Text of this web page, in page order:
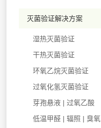
灭菌验证解决方案
湿热灭菌验证
干热灭菌验证
环氧乙烷灭菌验证
过氧化氢灭菌验证
芽孢悬液 | 过氧乙酸
低温甲醛 | 辐照 | 臭氧